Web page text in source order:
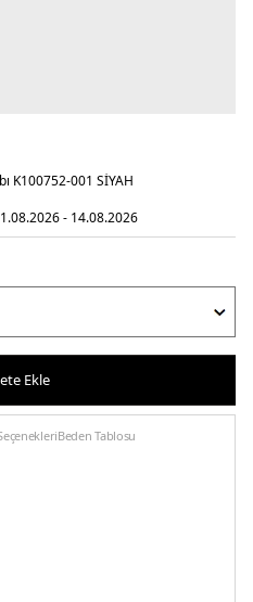
K100752-001 SİYAH
- 14.08.2026
Ekle
Beden Tablosu